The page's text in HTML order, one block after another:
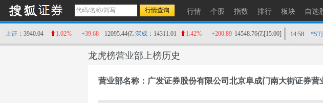
行情 个股 指数 排行 板块 自选
上证 ：3940.04 1.02% +39.68 12095.44亿 深成 ：14311.01 1.42% +200.89 14548.76亿[15:00] 14:58 *ST
14:56
金
龙虎榜营业部上榜历史
营业部名称：广发证券股份有限公司北京阜成门南大街证券营